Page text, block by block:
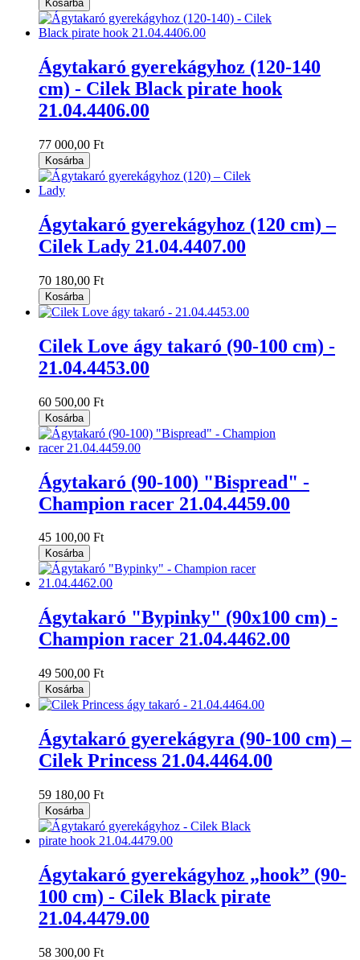
Kosárba
Ágytakaró gyerekágyhoz (120-140
cm) - Cilek Black pirate hook
21.04.4406.00
77 000,00 Ft
Kosárba
Ágytakaró gyerekágyhoz (120 cm) –
Cilek Lady 21.04.4407.00
70 180,00 Ft
Kosárba
Cilek Love ágy takaró (90-100 cm) -
21.04.4453.00
60 500,00 Ft
Kosárba
Ágytakaró (90-100) "Bispread" -
Champion racer 21.04.4459.00
45 100,00 Ft
Kosárba
Ágytakaró "Bypinky" (90x100 cm) -
Champion racer 21.04.4462.00
49 500,00 Ft
Kosárba
Ágytakaró gyerekágyra (90-100 cm) –
Cilek Princess 21.04.4464.00
59 180,00 Ft
Kosárba
Ágytakaró gyerekágyhoz „hook” (90-
100 cm) - Cilek Black pirate
21.04.4479.00
58 300,00 Ft